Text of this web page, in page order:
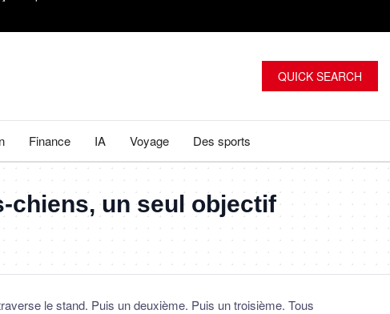
dit quoi ce 7 août ?
QUICK SEARCH
Finance IA Voyage Des sports
chiens, un seul objectif
le stand. Puis un deuxième. Puis un troisième. Tous